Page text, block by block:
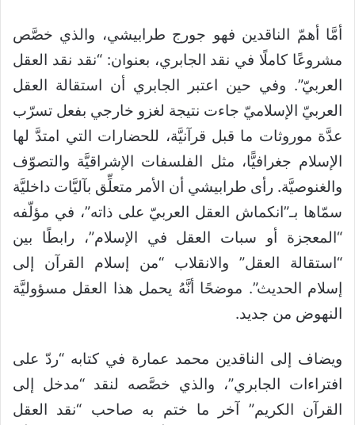
أمَّا أهمّ الناقدين فهو جورج طرابيشي، والذي خصَّص
مشروعًا كاملًا في نقد الجابري، بعنوان: “نقد نقد العقل
العربيّ”. وفي حين اعتبر الجابري أن استقالة العقل
العربيّ الإسلاميّ جاءت نتيجة لغزو خارجي بفعل تسرّب
عدَّة موروثات ما قبل قرآنيَّة، للحضارات التي امتدَّ لها
الإسلام جغرافيًّا، مثل الفلسفات الإشراقيَّة والتصوّف
والغنوصيَّة. رأى طرابيشي أن الأمر متعلِّق بآليَّات داخليَّة
سمّاها بـ”انكماش العقل العربيّ على ذاته”، في مؤلّفه
“المعجزة أو سبات العقل في الإسلام”، رابطًا بين
“استقالة العقل” والانقلاب “من إسلام القرآن إلى
إسلام الحديث”. موضحًا أنَّهُ يحمل هذا العقل مسؤوليَّة
النهوض من جديد.
ويضاف إلى الناقدين محمد عمارة في كتابه “ردّ على
افتراءات الجابري”، والذي خصَّصه لنقد “مدخل إلى
القرآن الكريم” آخر ما ختم به صاحب “نقد العقل